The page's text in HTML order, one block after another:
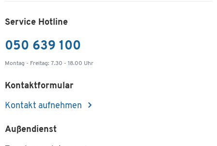
Service Hotline
050 639 100
Montag - Freitag: 7.30 - 18.00 Uhr
Kontaktformular
Kontakt aufnehmen
Außendienst